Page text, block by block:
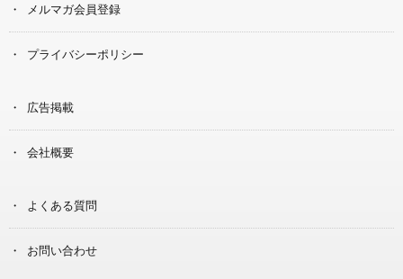
メルマガ会員登録
プライバシーポリシー
広告掲載
会社概要
よくある質問
お問い合わせ